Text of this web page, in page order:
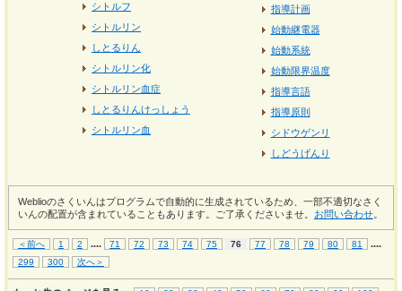
シトルフ
シトルリン
しとるりん
シトルリン化
シトルリン血症
しとるりんけっしょう
シトルリン血
指導計画
始動継電器
始動系統
始動限界温度
指導言語
指導原則
シドウゲンリ
しどうげんり
Weblioのさくいんはプログラムで自動的に生成されているため、一部不適切なさく
いんの配置が含まれていることもあります。ご了承くださいませ。 お問い合わせ
＜前へ 1 2 .... 71 72 73 74 75 76 77 78 79 80 81 ....
299 300 次へ＞